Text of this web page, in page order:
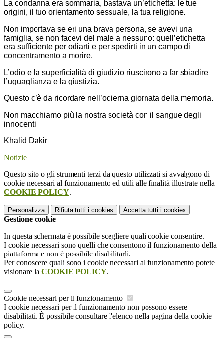
La condanna era sommaria, bastava un’etichetta: le tue
origini, il tuo orientamento sessuale, la tua religione.
Non importava se eri una brava persona, se avevi una
famiglia, se non facevi del male a nessuno: quell’etichetta
era sufficiente per odiarti e per spedirti in un campo di
concentramento a morire.
L’odio e la superficialità di giudizio riuscirono a far sbiadire
l’uguaglianza e la giustizia.
Questo c’è da ricordare nell’odierna giornata della memoria.
Non macchiamo più la nostra società con il sangue degli
innocenti.
Khalid Dakir
Notizie
Questo sito o gli strumenti terzi da questo utilizzati si avvalgono di
cookie necessari al funzionamento ed utili alle finalità illustrate nella
COOKIE POLICY.
Personalizza Rifiuta tutti i cookies Accetta tutti i cookies
Gestione cookie
In questa schermata è possibile scegliere quali cookie consentire.
I cookie necessari sono quelli che consentono il funzionamento della
piattaforma e non è possibile disabilitarli.
Per conoscere quali sono i cookie necessari al funzionamento potete
visionare la COOKIE POLICY.
Cookie necessari per il funzionamento
I cookie necessari per il funzionamento non possono essere
disabilitati. È possibile consultare l'elenco nella pagina della cookie
policy.